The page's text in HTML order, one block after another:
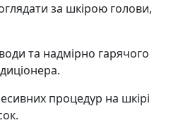
за шкірою голови,
та надмірно гарячого
процедур на шкірі